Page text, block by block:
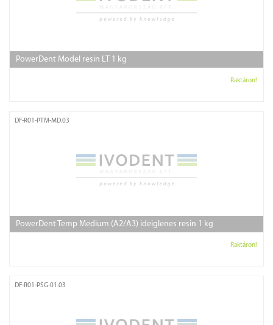
PowerDent Model resin LT 1 kg
Raktáron!
DF-R01-PTM-MD.03
PowerDent Temp Medium (A2/A3) ideiglenes resin 1 kg
Raktáron!
DF-R01-PSG-01.03